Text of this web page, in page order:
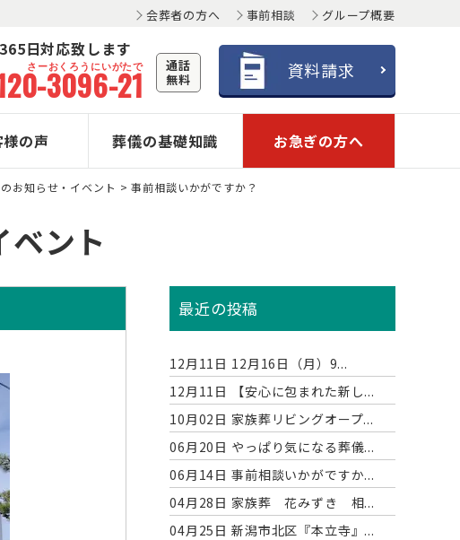
会葬者の方へ 事前相談 グループ概要
日対応致します
3096-21
さーおくろうにいがたで
通話
無料
資料請求
の声 葬儀の基礎知識 お急ぎの方へ
お知らせ・イベント >事前相談いかがですか？
ント
最近の投稿
12月11日 12月16日（月）9...
12月11日
【安心に包まれた新し...
10月02日 家族葬リビングオープ...
06月20日 やっぱり気になる葬儀...
06月14日 事前相談いかがですか...
04月28日 家族葬 花みずき 相...
04月25日 新潟市北区『本立寺』...